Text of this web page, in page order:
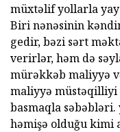
müxtəlif yollarla
Biri nənəsinin
gedir, bəzi sərt
verirlər, həm də
mürəkkəb maliyyə
maliyyə müstəqilliyi
basmaqla
həmişə olduğu kimi